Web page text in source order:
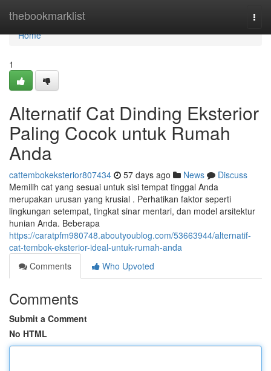
thebookmarklist
Home
Home
1
Alternatif Cat Dinding Eksterior
Paling Cocok untuk Rumah
Anda
cattembokeksterior807434 57 days ago News
Discuss
Memilih cat yang sesuai untuk sisi tempat tinggal Anda
merupakan urusan yang krusial . Perhatikan faktor seperti
lingkungan setempat, tingkat sinar mentari, dan model arsitektur
hunian Anda. Beberapa
https://caratpfm980748.aboutyoublog.com/53663944/alternatif-
cat-tembok-eksterior-ideal-untuk-rumah-anda
Comments
Who Upvoted
Comments
Submit a Comment
No HTML